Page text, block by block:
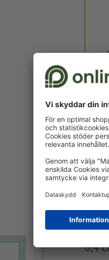
tis,
Vikt:
6,4